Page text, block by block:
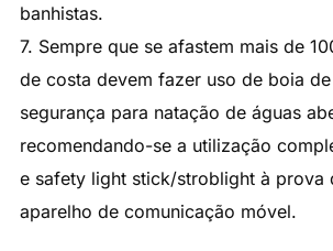
banhistas.
7. Sempre que se afastem mais de
de costa devem fazer uso de boia
segurança para natação de águas
recomendando-se a utilização
e safety light stick/stroblight à prova
aparelho de comunicação móvel.